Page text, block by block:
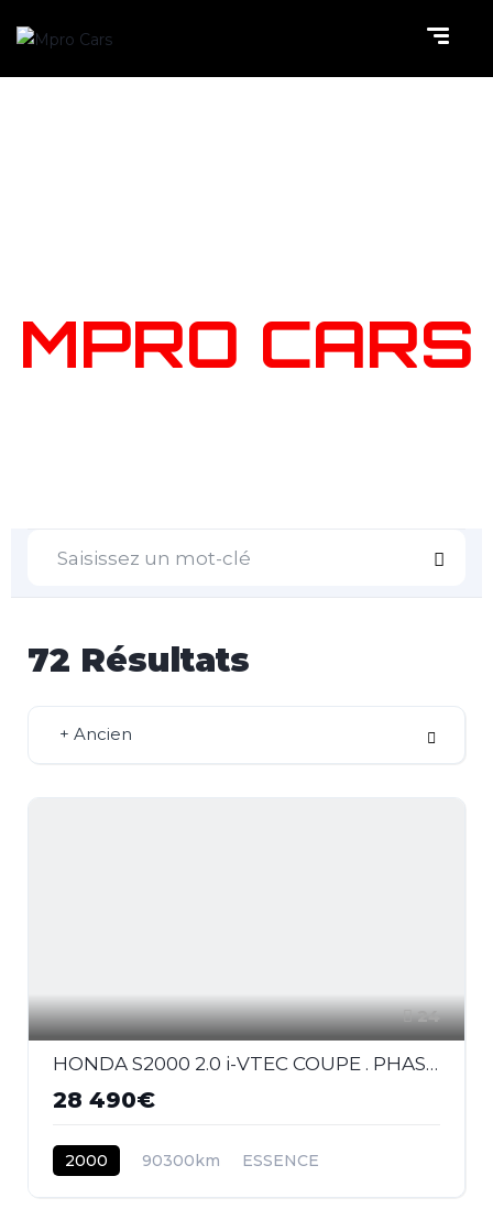
MPRO CARS
72 Résultats
+ Ancien
24
HONDA S2000 2.0 i-VTEC COUPE . PHASE 1
28 490€
2000 90300km ESSENCE